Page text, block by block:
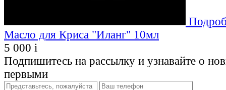
Масло для Криса "Иланг" 10мл
5 000 i
Подпишитесь на рассылку и узнавайте о
первыми